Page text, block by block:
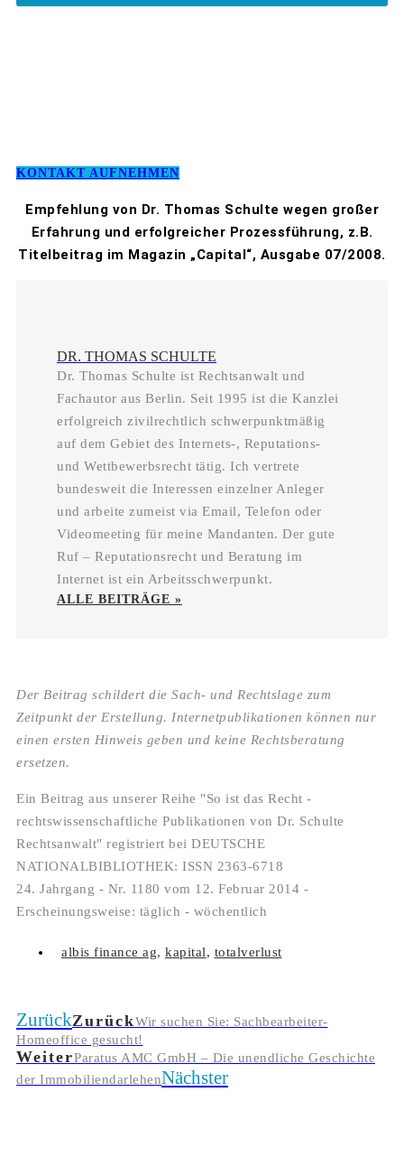
KONTAKT AUFNEHMEN
Empfehlung von Dr. Thomas Schulte wegen großer
Erfahrung und erfolgreicher Prozessführung, z.B.
Titelbeitrag im Magazin „Capital“, Ausgabe 07/2008.
DR. THOMAS SCHULTE
Dr. Thomas Schulte ist Rechtsanwalt und
Fachautor aus Berlin. Seit 1995 ist die Kanzlei
erfolgreich zivilrechtlich schwerpunktmäßig
auf dem Gebiet des Internets-, Reputations-
und Wettbewerbsrecht tätig. Ich vertrete
bundesweit die Interessen einzelner Anleger
und arbeite zumeist via Email, Telefon oder
Videomeeting für meine Mandanten. Der gute
Ruf – Reputationsrecht und Beratung im
Internet ist ein Arbeitsschwerpunkt.
ALLE BEITRÄGE »
Der Beitrag schildert die Sach- und Rechtslage zum
Zeitpunkt der Erstellung. Internetpublikationen können nur
einen ersten Hinweis geben und keine Rechtsberatung
ersetzen.
Ein Beitrag aus unserer Reihe "So ist das Recht -
rechtswissenschaftliche Publikationen von Dr. Schulte
Rechtsanwalt" registriert bei DEUTSCHE
NATIONALBIBLIOTHEK: ISSN 2363-6718
24. Jahrgang - Nr. 1180 vom 12. Februar 2014 -
Erscheinungsweise: täglich - wöchentlich
albis finance ag, kapital, totalverlust
ZurückZurückWir suchen Sie: Sachbearbeiter-
Homeoffice gesucht!
WeiterParatus AMC GmbH – Die unendliche Geschichte
der ImmobiliendarlehenNächster